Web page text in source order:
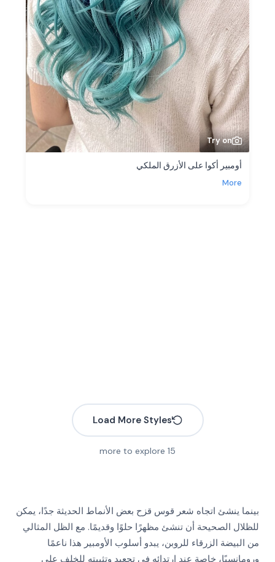
Try on
أومبير أكوا على الأزرق الملكي
More
More
More
More
More
Load More Styles
15
بينما ينشئ اتجاه شعر قوس قزح بعض الأنماط الحديثة جدًا، يمكن
للظلال الصحيحة أن تنشئ مظهرًا حلوًا وقديمًا. مع الظل المثالي
من البيضة الزرقاء للروبن، يبدو أسلوب الأومبير هذا ناعمًا
ورومانسيًا، خاصة عند ارتدائه في تجعيد وتثبيته للخلف على